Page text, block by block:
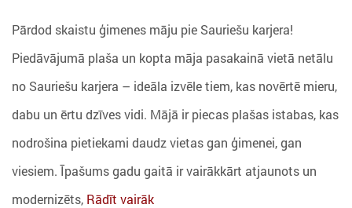
Pārdod skaistu ģimenes māju pie Sauriešu karjera!
Piedāvājumā plaša un kopta māja pasakainā vietā netālu
no Sauriešu karjera – ideāla izvēle tiem, kas novērtē mieru,
dabu un ērtu dzīves vidi. Mājā ir piecas plašas istabas, kas
nodrošina pietiekami daudz vietas gan ģimenei, gan
viesiem. Īpašums gadu gaitā ir vairākkārt atjaunots un
modernizēts, Rādīt vairāk